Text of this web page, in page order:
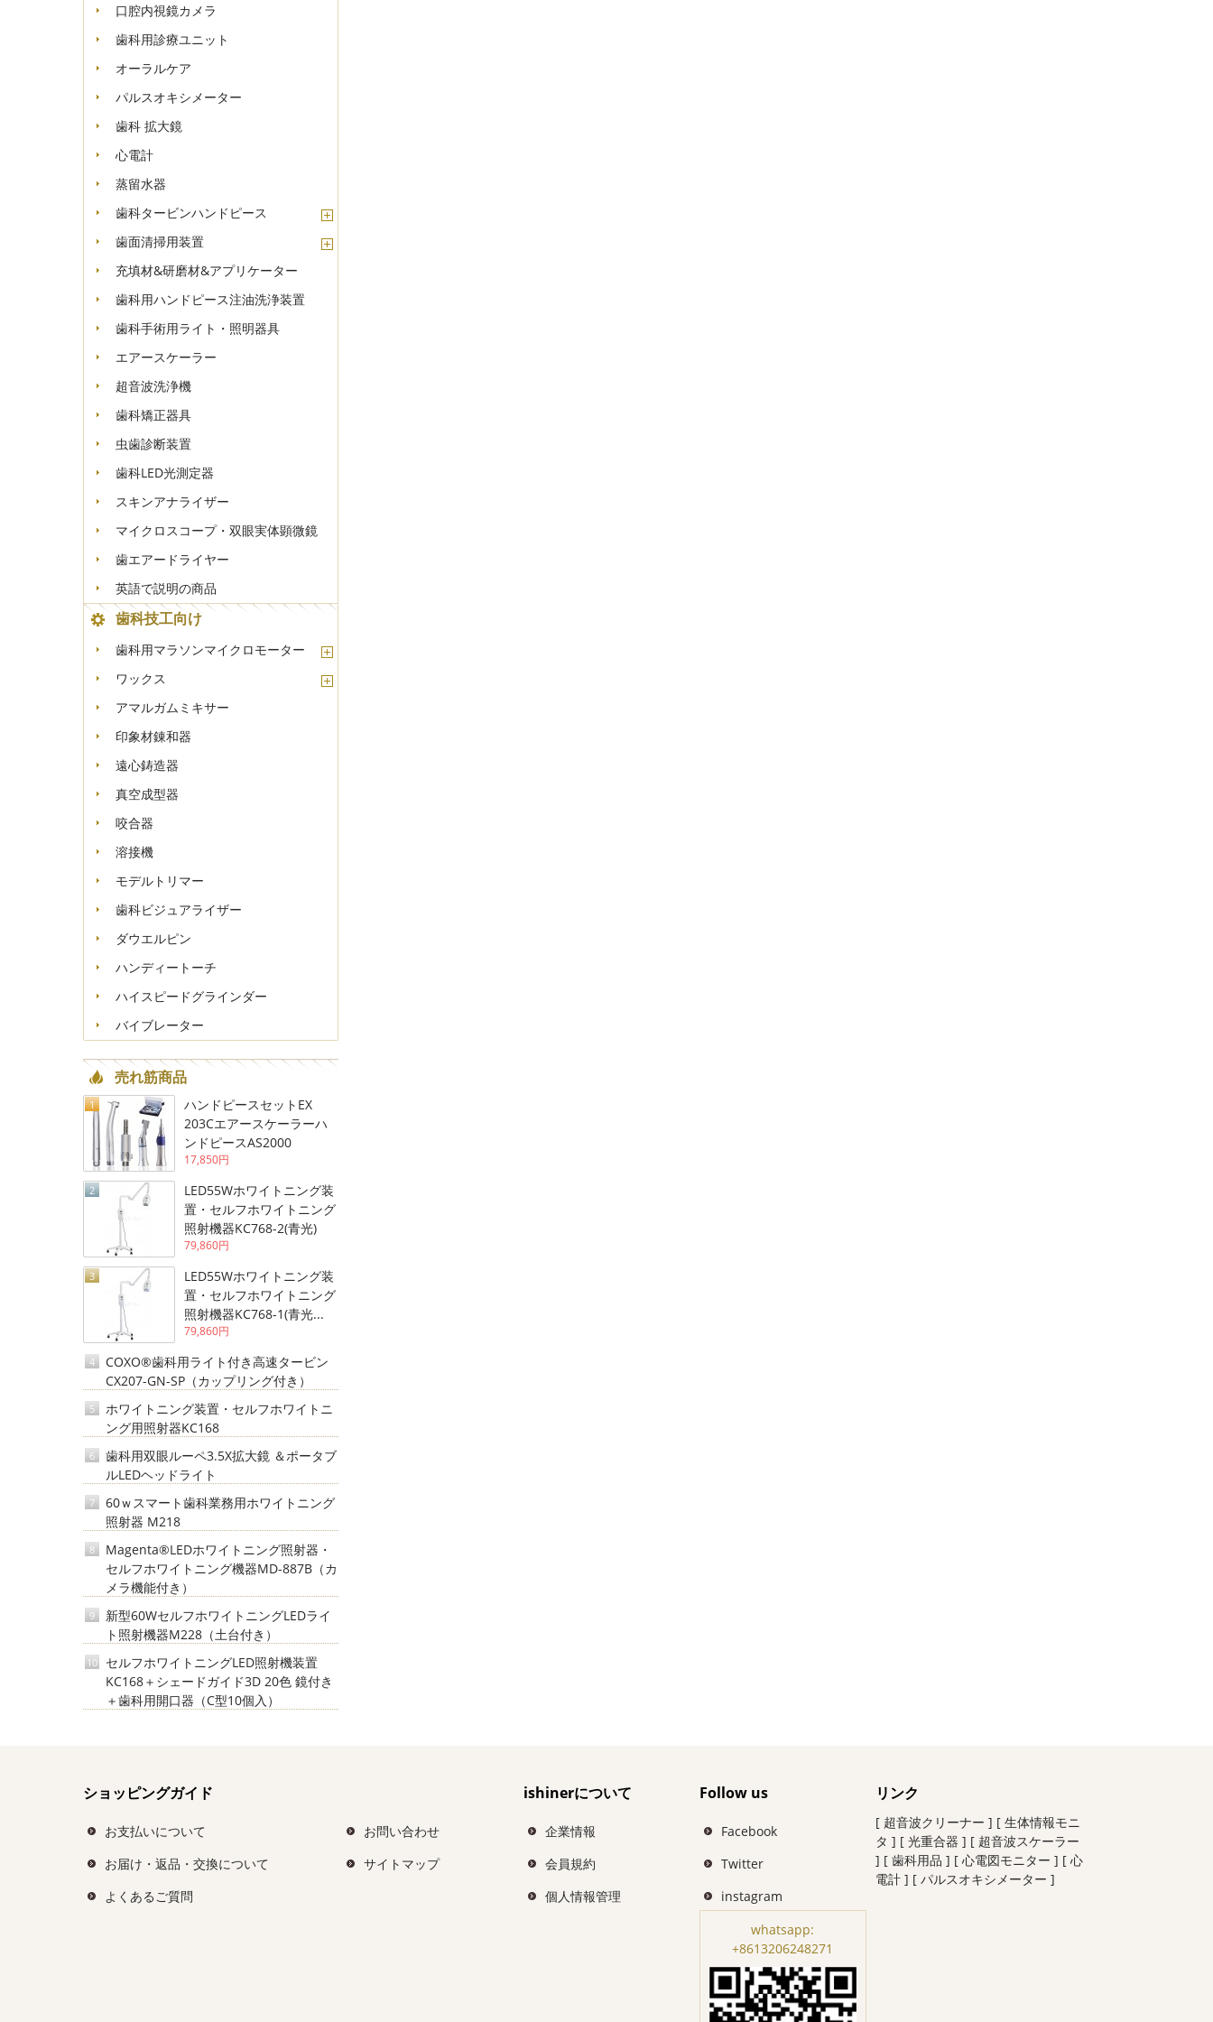
口腔内視鏡カメラ
歯科用診療ユニット
オーラルケア
パルスオキシメーター
歯科 拡大鏡
心電計
蒸留水器
歯科タービンハンドピース
歯面清掃用装置
充填材&研磨材&アプリケーター
歯科用ハンドピース注油洗浄装置
歯科手術用ライト・照明器具
エアースケーラー
超音波洗浄機
歯科矯正器具
虫歯診断装置
歯科LED光測定器
スキンアナライザー
マイクロスコープ・双眼実体顕微鏡
歯エアードライヤー
英語で説明の商品
歯科技工向け
歯科用マラソンマイクロモーター
ワックス
アマルガムミキサー
印象材錬和器
遠心鋳造器
真空成型器
咬合器
溶接機
モデルトリマー
歯科ビジュアライザー
ダウエルピン
ハンディートーチ
ハイスピードグラインダー
バイブレーター
売れ筋商品
ハンドピースセットEX
203Cエアースケーラーハ
ンドピースAS2000
17,850円
1
LED55Wホワイトニング装
置・セルフホワイトニング
照射機器KC768-2(青光)
79,860円
2
LED55Wホワイトニング装
置・セルフホワイトニング
照射機器KC768-1(青光...
79,860円
3
COXO®歯科用ライト付き高速タービン
CX207-GN-SP（カップリング付き）
4
ホワイトニング装置・セルフホワイトニ
ング用照射器KC168
5
歯科用双眼ルーペ3.5X拡大鏡 ＆ポータブ
ルLEDヘッドライト
6
60ｗスマート歯科業務用ホワイトニング
照射器 M218
7
Magenta®LEDホワイトニング照射器・
セルフホワイトニング機器MD-887B（カ
メラ機能付き）
8
新型60WセルフホワイトニングLEDライ
ト照射機器M228（土台付き）
9
セルフホワイトニングLED照射機装置
KC168＋シェードガイド3D 20色 鏡付き
＋歯科用開口器（C型10個入）
10
ショッピングガイド
お支払いについて
お届け・返品・交換について
よくあるご質問
お問い合わせ
サイトマップ
ishinerについて
企業情報
会員規約
個人情報管理
Follow us
Facebook
Twitter
instagram
whatsapp:
+8613206248271
リンク
[ 超音波クリーナー ] [ 生体情報モニ
タ ] [ 光重合器 ] [ 超音波スケーラー
] [ 歯科用品 ] [ 心電図モニター ] [ 心
電計 ] [ パルスオキシメーター ]